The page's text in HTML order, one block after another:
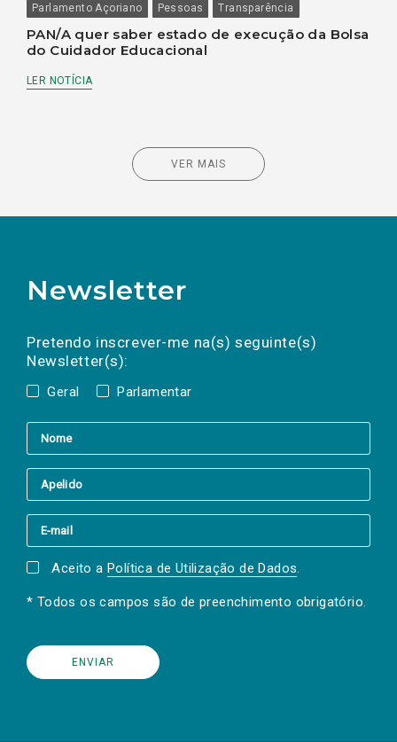
Parlamento Açoriano
Pessoas Transparência
PAN/A quer saber estado de execução da Bolsa
do Cuidador Educacional
LER NOTÍCIA
VER MAIS
Newsletter
Pretendo inscrever-me na(s) seguinte(s)
Newsletter(s):
Geral Parlamentar
a(s) newsletter(s).
mail
Aceito a Política de Utilização de Dados.
* Todos os campos são de preenchimento obrigatório.